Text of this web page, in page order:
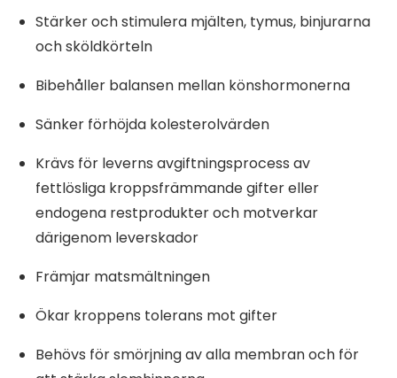
Stärker och stimulera mjälten, tymus, binjurarna
och sköldkörteln
Bibehåller balansen mellan könshormonerna
Sänker förhöjda kolesterolvärden
Krävs för leverns avgiftningsprocess av
fettlösliga kroppsfrämmande gifter eller
endogena restprodukter och motverkar
därigenom leverskador
Främjar matsmältningen
Ökar kroppens tolerans mot gifter
Behövs för smörjning av alla membran och för